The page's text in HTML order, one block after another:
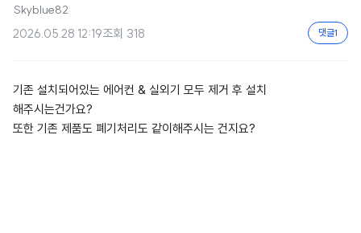
Skyblue82
2026.05.28 12:19조회 318 댓글1
기존 설치되어있는 에어컨 & 실외기 모두 제거 후 설치
해주시는건가요?
또한 기존 제품도 폐기처리도 같이해주시는 건지요?